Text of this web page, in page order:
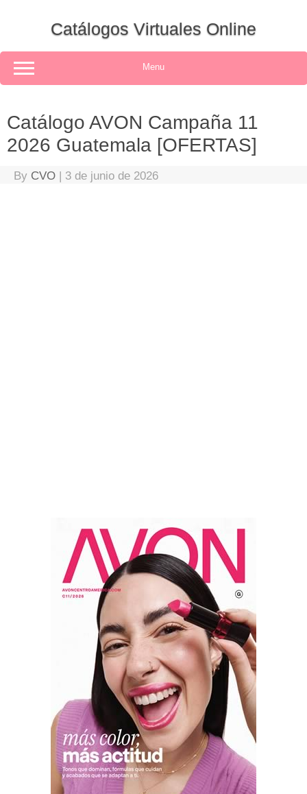
Catálogos Virtuales Online
Menu
Catálogo AVON Campaña 11
2026 Guatemala [OFERTAS]
By CVO | 3 de junio de 2026